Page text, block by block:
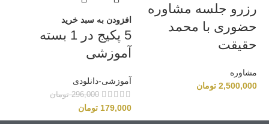
رزرو جلسه مشاوره‌
حضوری با محمد
حقیقت
مشاوره‌
2,500,000 تومان
افزودن به سبد خرید
5 پکیج در 1 بسته
آموزشی
آموزشی-دانلودی
296,000 تومان
179,000 تومان